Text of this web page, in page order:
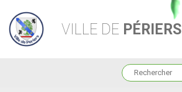
VILLE DE PÉRIERS